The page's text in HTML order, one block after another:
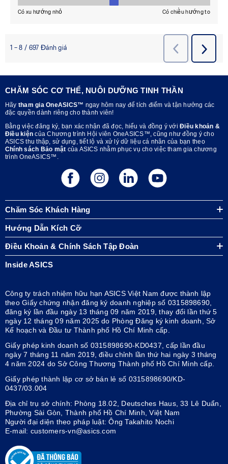
CHĂM SÓC CƠ THỂ, NUÔI DƯỠNG TINH THẦN
Hãy tham gia OneASICS™ ngay hôm nay để tích điểm và tận hưởng các
đặc quyền dành riêng cho thành viên!
Bằng việc đăng ký, bạn xác nhận đã đọc, hiểu và đồng ý với Điều khoản &
Điều kiện của Chương trình Hội viên OneASICS™, cũng như đồng ý cho
ASICS thu thập, sử dụng, tiết lộ và xử lý dữ liệu cá nhân của bạn theo
Chính sách Bảo mật của ASICS nhằm phục vụ cho việc tham gia chương
trình OneASICS™.
Chăm Sóc Khách Hàng
Hướng Dẫn Kích Cỡ
Điều Khoản & Chính Sách Tập Đoàn
Inside ASICS
Công ty trách nhiệm hữu hạn ASICS Việt Nam được thành lập
theo Giấy chứng nhận đăng ký doanh nghiệp số 0315898690,
đăng ký lần đầu ngày 13 tháng 09 năm 2019, thay đổi lần thứ 5
ngày 12 tháng 09 năm 2025 do Phòng Đăng ký kinh doanh, Sở
Kế hoạch và Đầu tư Thành phố Hồ Chí Minh cấp.
Giấy phép kinh doanh số 0315898690-KD0437, cấp lần đầu
ngày 7 tháng 11 năm 2019, điều chỉnh lần thứ hai ngày 3 tháng
4 năm 2024 do Sở Công Thương Thành phố Hồ Chí Minh cấp.
Giấy phép thành lập cơ sở bán lẻ số 0315898690/KD-
0437/03.004
Địa chỉ trụ sở chính: Phòng 18.02, Deutsches Haus, 33 Lê Duẩn,
Phường Sài Gòn, Thành phố Hồ Chí Minh, Việt Nam
Người đại diện theo pháp luật: Ông Takahito Nochi
E-mail: customers-vn@asics.com